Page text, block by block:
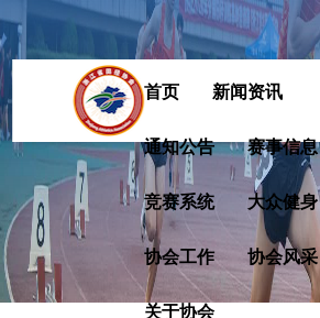
首页 新闻资讯
通知公告 赛事信息
竞赛系统 大众健身
协会工作 协会风采
关于协会